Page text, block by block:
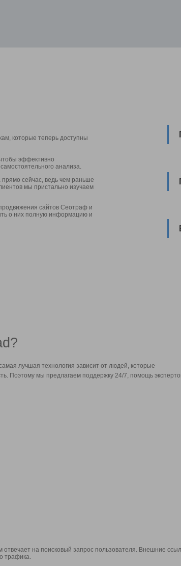
которые теперь доступны
эффективно
анализа.
прямо сейчас, ведь чем раньше
мы пристально изучаем
сайтов Сеотраф и
о них полную информацию и
лучшая технология зависит от людей, которые
Поэтому мы предлагаем поддержку 24/7, помощь
на поисковый запрос пользователя. Внешние
трафика.